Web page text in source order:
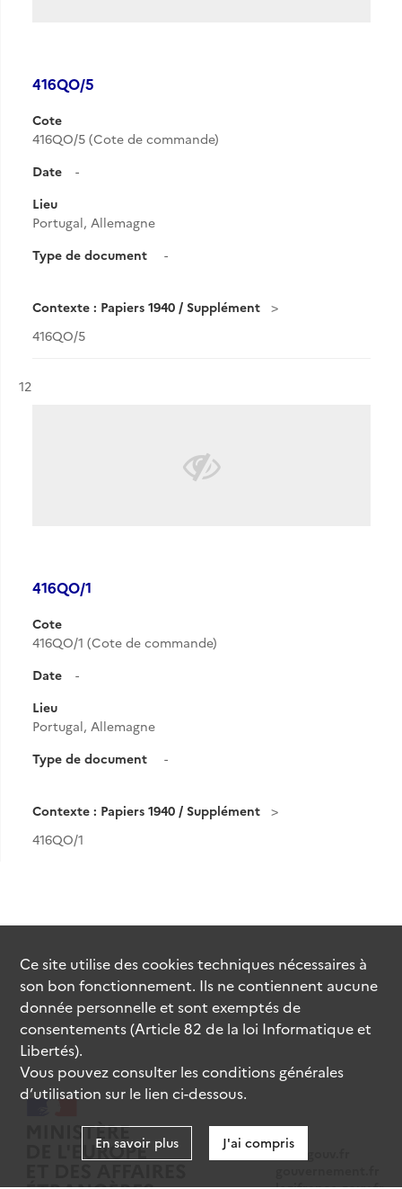
416QO/5
Cote
416QO/5 (Cote de commande)
Date
-
Lieu
Portugal, Allemagne
Type de document
-
Contexte : Papiers 1940 / Supplément
416QO/5
Résultat n°
12
416QO/1
Cote
416QO/1 (Cote de commande)
Date
-
Lieu
Portugal, Allemagne
Type de document
-
Contexte : Papiers 1940 / Supplément
416QO/1
data.gouv.fr
Ce site utilise descookiestechniques nécessaires à
son bon fonctionnement. Ils ne contiennent aucune
donnée personnelle et sont exemptés de
consentements (Article 82 de la loi Informatique et
Libertés).
Vous pouvez consulter les conditions générales
d’utilisation sur le lien ci-dessous.
En savoir plus J'ai compris